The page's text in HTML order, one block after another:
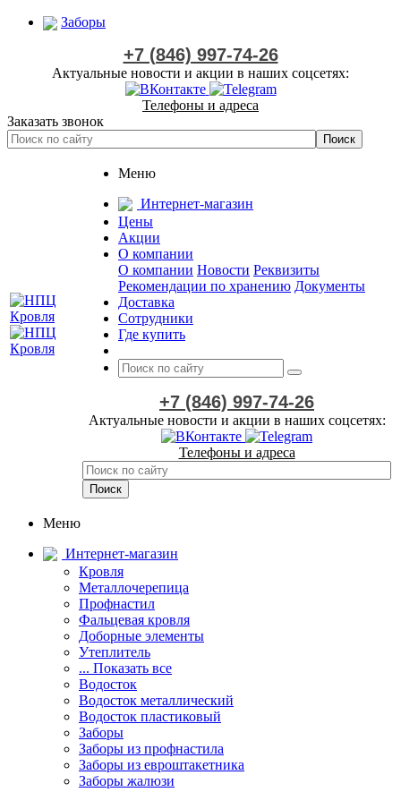
Заборы
+7 (846) 997-74-26
Актуальные новости и акции в наших соцсетях:
Телефоны и адреса
Заказать звонок
Меню
Интернет-магазин
Цены
Акции
О компании
О компании Новости Реквизиты
Рекомендации по хранению Документы
Доставка
Сотрудники
Где купить
+7 (846) 997-74-26
Актуальные новости и акции в наших соцсетях:
Телефоны и адреса
Меню
Интернет-магазин
Кровля
Металлочерепица
Профнастил
Фальцевая кровля
Доборные элементы
Утеплитель
... Показать все
Водосток
Водосток металлический
Водосток пластиковый
Заборы
Заборы из профнастила
Заборы из евроштакетника
Заборы жалюзи